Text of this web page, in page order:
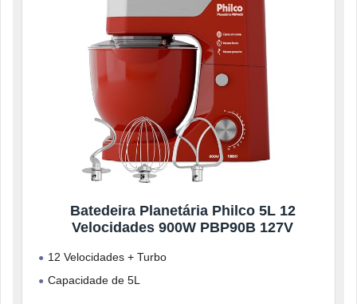
Batedeira Planetária Philco 5L 12
Velocidades 900W PBP90B 127V
12 Velocidades + Turbo
Capacidade de 5L